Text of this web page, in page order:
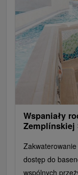
Wspaniały
Zemplínskiej
dostęp do
wspólnych